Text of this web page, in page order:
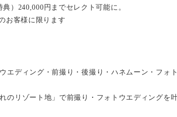
）240,000円までセレクト可能に。
お客様に限ります
エディング・前撮り・後撮り・ハネムーン・フォ
のリゾート地」で前撮り・フォトウエディングを